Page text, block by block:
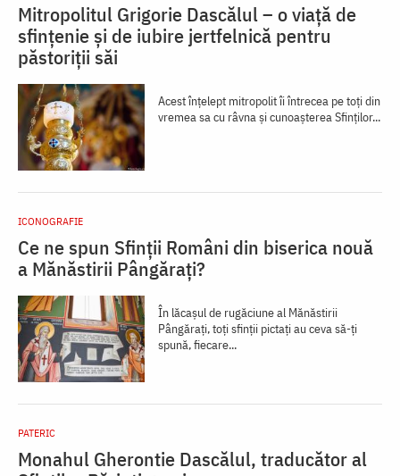
Mitropolitul Grigorie Dascălul – o viață de
sfințenie și de iubire jertfelnică pentru
păstoriții săi
Acest înţelept mitropolit îi întrecea pe toţi din
vremea sa cu râvna şi cunoaşterea Sfinţilor...
ICONOGRAFIE
Ce ne spun Sfinții Români din biserica nouă
a Mănăstirii Pângărați?
În lăcașul de rugăciune al Mănăstirii
Pângărați, toți sfinții pictați au ceva să-ți
spună, fiecare...
PATERIC
Monahul Gherontie Dascălul, traducător al